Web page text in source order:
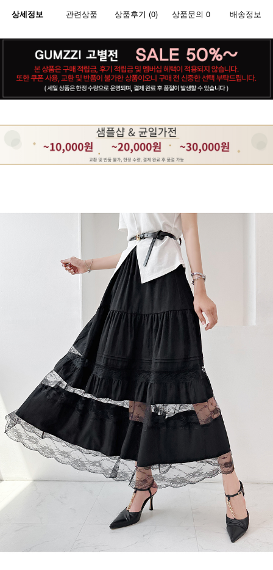
상세정보 관련상품 상품후기 (0) 상품문의 0 배송정보